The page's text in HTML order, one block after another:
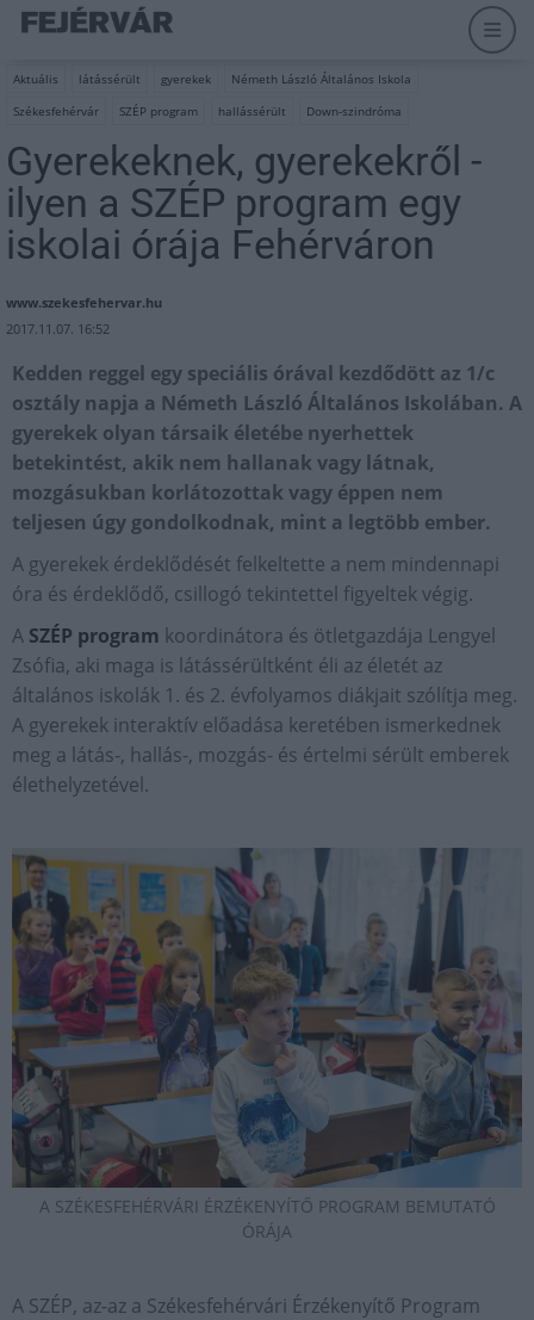
Aktuális látássérült gyerekek
Németh László Általános Iskola
Székesfehérvár
SZÉP program hallássérült Down-szindróma
Gyerekeknek, gyerekekről -
ilyen a SZÉP program egy
iskolai órája Fehérváron
www.szekesfehervar.hu
2017.11.07. 16:52
Kedden reggel egy speciális órával kezdődött az 1/c
osztály napja a Németh László Általános Iskolában. A
gyerekek olyan társaik életébe nyerhettek
betekintést, akik nem hallanak vagy látnak,
mozgásukban korlátozottak vagy éppen nem
teljesen úgy gondolkodnak, mint a legtöbb ember.
A gyerekek érdeklődését felkeltette a nem mindennapi
óra és érdeklődő, csillogó tekintettel figyeltek végig.
A SZÉP program koordinátora és ötletgazdája Lengyel
Zsófia, aki maga is látássérültként éli az életét az
általános iskolák 1. és 2. évfolyamos diákjait szólítja meg.
A gyerekek interaktív előadása keretében ismerkednek
meg a látás-, hallás-, mozgás- és értelmi sérült emberek
élethelyzetével.
A SZÉKESFEHÉRVÁRI ÉRZÉKENYÍTŐ PROGRAM BEMUTATÓ
ÓRÁJA
A SZÉP, az-az a Székesfehérvári Érzékenyítő Program